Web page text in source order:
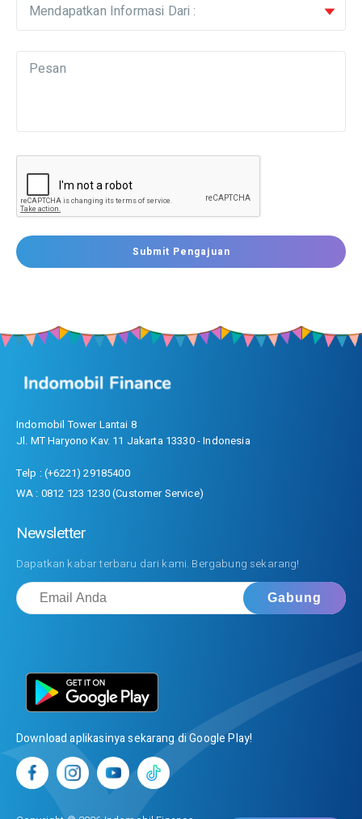
Mendapatkan Informasi Dari :
Pesan
Submit Pengajuan
Indomobil Tower Lantai 8
Jl. MT Haryono Kav. 11 Jakarta 13330 - Indonesia
Telp : (+6221) 29185400
WA : 0812 123 1230 (Customer Service)
Newsletter
Dapatkan kabar terbaru dari kami. Bergabung sekarang!
Download aplikasinya sekarang di Google Play!